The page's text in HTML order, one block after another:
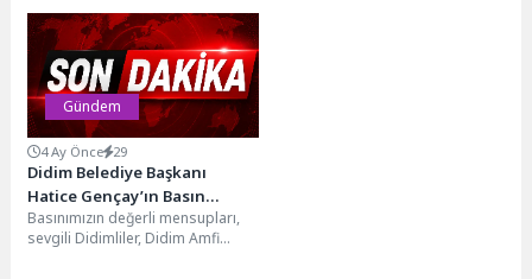
Mahallesi’nde sürdürdüğü
temizlik seferberliğine...
Gündem
4 Ay Önce 29
Didim Belediye Başkanı
Hatice Gençay’ın Basın
Açıklamasıdır.
Basınımızın değerli mensupları,
sevgili Didimliler, Didim Amfi